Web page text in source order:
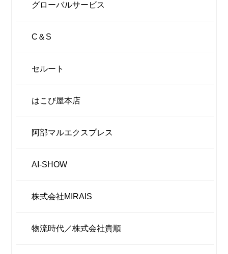
グローバルサービス
C＆S
セルート
はこび屋本店
阿部マルエクスプレス
AI-SHOW
株式会社MIRAIS
物流時代／株式会社貴順